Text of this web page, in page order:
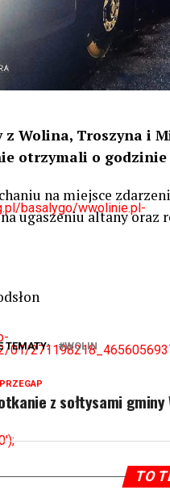
basalygo/wwolinie.pl-
01/
z Wolina, Troszyna i
otrzymali o godzinie
na miejsce
ugaszeniu altany
TEMATY: WOLIN
z sołtysami gminy
TO